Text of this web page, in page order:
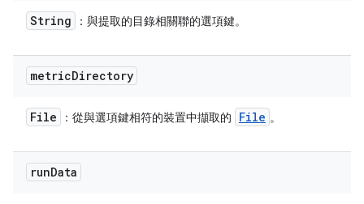
String ：與提取的目錄相關聯的選項鍵。
metricDirectory
File ：從與選項鍵相符的裝置中擷取的 File 。
runData